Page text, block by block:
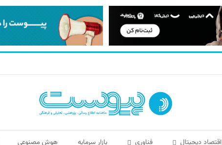
اقتصاد دیجیتال فناوری بازار سرمایه هوش مصنوعی